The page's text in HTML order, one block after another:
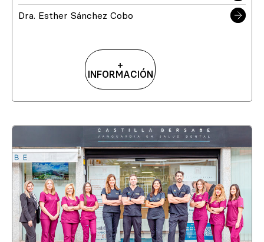
Dra. Esther Sánchez Cobo
+
INFORMACIÓN